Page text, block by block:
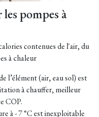
pompes à
contenues de l'air, du
à chaleur
l’élément (air, eau sol) est
à chauffer, meilleur
COP.
à - 7 °C est inexploitable